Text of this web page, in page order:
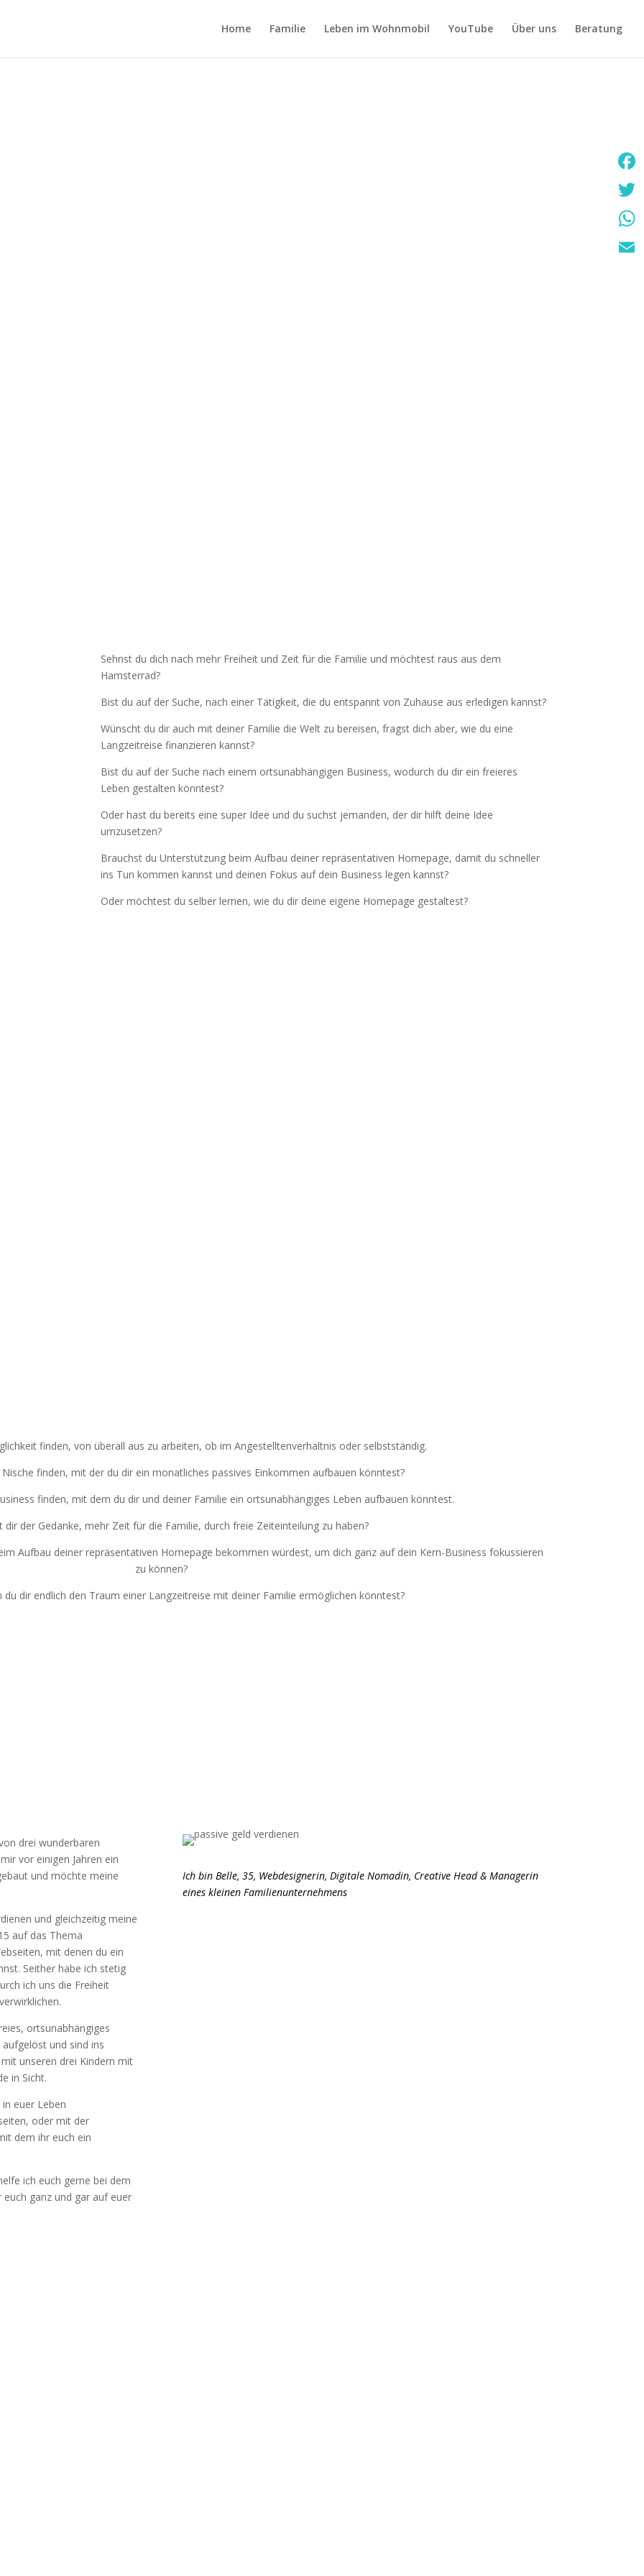
Home Familie Leben im Wohnmobil YouTube Über uns Beratung
Sehnst du dich nach mehr Freiheit und Zeit für die Familie und möchtest raus aus dem
Hamsterrad?
Bist du auf der Suche, nach einer Tätigkeit, die du entspannt von Zuhause aus erledigen kannst?
Wünscht du dir auch mit deiner Familie die Welt zu bereisen, fragst dich aber, wie du eine
Langzeitreise finanzieren kannst?
Bist du auf der Suche nach einem ortsunabhängigen Business, wodurch du dir ein freieres
Leben gestalten könntest?
Oder hast du bereits eine super Idee und du suchst jemanden, der dir hilft deine Idee
umzusetzen?
Brauchst du Unterstützung beim Aufbau deiner repräsentativen Homepage, damit du schneller
ins Tun kommen kannst und deinen Fokus auf dein Business legen kannst?
Oder möchtest du selber lernen, wie du dir deine eigene Homepage gestaltest?
finden, von überall aus zu arbeiten, ob im Angestelltenverhältnis oder selbstständig.
finden, mit der du dir ein monatliches passives Einkommen aufbauen könntest?
finden, mit dem du dir und deiner Familie ein ortsunabhängiges Leben aufbauen könntest.
dir der Gedanke, mehr Zeit für die Familie, durch freie Zeiteinteilung zu haben?
Aufbau deiner repräsentativen Homepage bekommen würdest, um dich ganz auf dein Kern-Business fokussieren
zu können?
du dir endlich den Traum einer Langzeitreise mit deiner Familie ermöglichen könntest?
drei wunderbaren
vor einigen Jahren ein
und möchte meine
und gleichzeitig meine
auf das Thema
mit denen du ein
Seither habe ich stetig
ich uns die Freiheit
ortsunabhängiges
und sind ins
unseren drei Kindern mit
in Sicht.
euer Leben
oder mit der
dem ihr euch ein
ich euch gerne bei dem
ganz und gar auf euer
Ich bin Belle, 35, Webdesignerin, Digitale Nomadin, Creative Head & Managerin
eines kleinen Familienunternehmens